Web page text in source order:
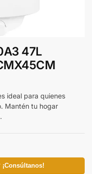
47L
ideal para quienes
Mantén tu hogar